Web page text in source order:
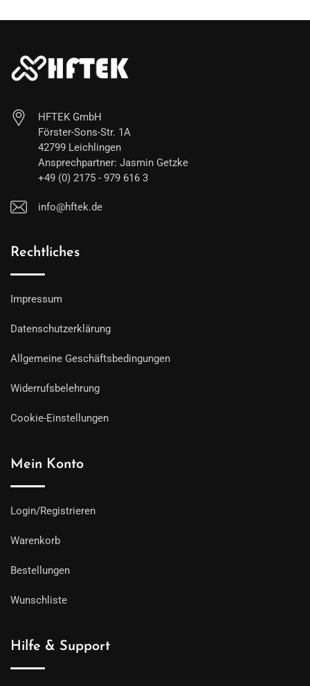
HFTEK GmbH
Förster-Sons-Str. 1A
42799 Leichlingen
Ansprechpartner: Jasmin Getzke
+49 (0) 2175 - 979 616 3
info@hftek.de
Rechtliches
Impressum
Datenschutzerklärung
Allgemeine Geschäftsbedingungen
Widerrufsbelehrung
Cookie-Einstellungen
Mein Konto
Login/Registrieren
Warenkorb
Bestellungen
Wunschliste
Hilfe & Support